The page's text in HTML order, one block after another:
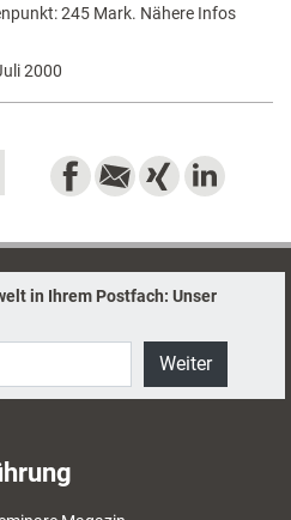
245 Mark. Nähere Infos
2000
in Ihrem Postfach: Unser
Weiter